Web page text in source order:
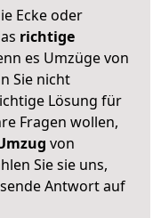
Ecke oder
richtige
es Umzüge von
Sie nicht
Lösung für
Fragen wollen,
von
Sie sie uns,
Antwort auf